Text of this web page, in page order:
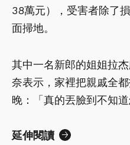
38萬元），受害者除了
面掃地。
其中一名新郎的姐姐拉
奈表示，家裡把親戚全
晚：「真的丟臉到不知道
延伸閱讀